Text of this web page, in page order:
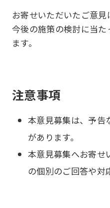
お寄せいただいたご意
今後の施策の検討に当
ます。
注意事項
本意見募集は、予告
があります。
本意見募集へお寄せ
の個別のご回答や対